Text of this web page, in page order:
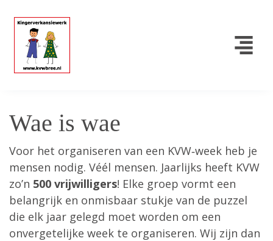
Wae is wae
Voor het organiseren van een KVW‑week heb je
mensen nodig. Véél mensen. Jaarlijks heeft KVW
zo’n 500 vrijwilligers! Elke groep vormt een
belangrijk en onmisbaar stukje van de puzzel
die elk jaar gelegd moet worden om een
onvergetelijke week te organiseren. Wij zijn dan